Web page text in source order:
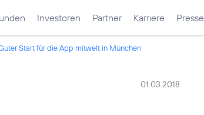
Investoren Partner Karriere Presse
Start für die App mitwelt in München
01.03.2018